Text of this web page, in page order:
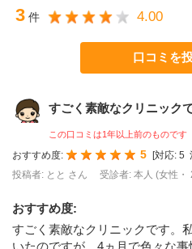
3 件 4.00
口コミを
すごく素敵なクリニック
この口コミは1年以上前のものです
おすすめ度: 5 [対応: 5
投稿者: とと さん
受診者: 本人 (女性・
おすすめ度:
すごく素敵なクリニックです。
いたのですが、4ヵ月で色々な